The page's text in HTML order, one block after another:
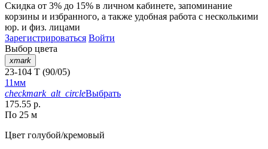
Скидка от 3% до 15% в личном кабинете, запоминание
корзины и избранного, а также удобная работа с несколькими
юр. и физ. лицами
Зарегистрироваться Войти
Выбор цвета
xmark
23-104 T (90/05)
11мм
checkmark_alt_circleВыбрать
175.55 р.
По 25 м
Цвет голубой/кремовый